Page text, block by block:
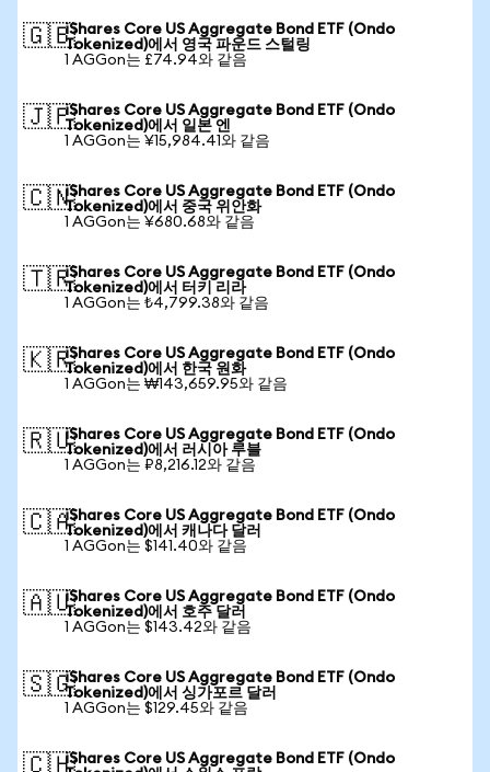
🇬🇧iShares Core US Aggregate Bond ETF (Ondo
Tokenized)에서 영국 파운드 스털링
1 AGGon는 £74.94와 같음
🇯🇵iShares Core US Aggregate Bond ETF (Ondo
Tokenized)에서 일본 엔
1 AGGon는 ¥15,984.41와 같음
🇨🇳iShares Core US Aggregate Bond ETF (Ondo
Tokenized)에서 중국 위안화
1 AGGon는 ¥680.68와 같음
🇹🇷iShares Core US Aggregate Bond ETF (Ondo
Tokenized)에서 터키 리라
1 AGGon는 ₺4,799.38와 같음
🇰🇷iShares Core US Aggregate Bond ETF (Ondo
Tokenized)에서 한국 원화
1 AGGon는 ₩143,659.95와 같음
🇷🇺iShares Core US Aggregate Bond ETF (Ondo
Tokenized)에서 러시아 루블
1 AGGon는 ₽8,216.12와 같음
🇨🇦iShares Core US Aggregate Bond ETF (Ondo
Tokenized)에서 캐나다 달러
1 AGGon는 $141.40와 같음
🇦🇺iShares Core US Aggregate Bond ETF (Ondo
Tokenized)에서 호주 달러
1 AGGon는 $143.42와 같음
🇸🇬iShares Core US Aggregate Bond ETF (Ondo
Tokenized)에서 싱가포르 달러
1 AGGon는 $129.45와 같음
🇨🇭iShares Core US Aggregate Bond ETF (Ondo